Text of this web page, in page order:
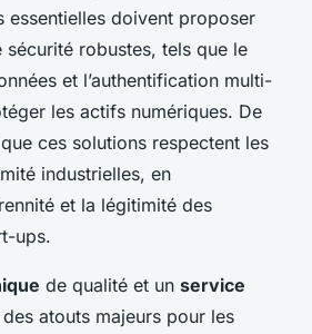
essentielles doivent proposer
robustes, tels que le
et l’authentification multi-
les actifs numériques. De
ces solutions respectent les
industrielles, en
et la légitimité des
ups.
de qualité et un service
atouts majeurs pour les